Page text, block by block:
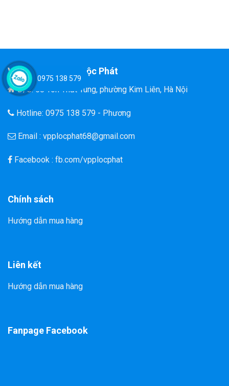
Văn Phòng Phẩm Lộc Phát
Đ/C: 58 Tôn Thất Tùng, phường Kim Liên, Hà Nội
Hotline: 0975 138 579 - Phương
Email : vpplocphat68@gmail.com
Facebook : fb.com/vpplocphat
Chính sách
Hướng dẫn mua hàng
Liên kết
Hướng dẫn mua hàng
Fanpage Facebook
0975 138 579